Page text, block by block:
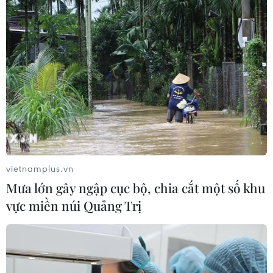
Tổng Bí thư, Chủ tịch nước
Tô Lâm tiếp Chủ tịch Quốc hội kiêm
Chủ tịch Hạ viện Thái Lan
07/08/2026 10:54
Việt Nam-Australia: Củng cố
niềm tin, tăng cường hợp tác, hướng
tới tương lai
07/08/2026 06:18
Hà Nội lấy mẫu hài cốt liệt sỹ
tại Nghĩa trang Mai Dịch để giám
07/08/2026 05:29
vietnamplus.vn
Mưa lớn gây ngập cục bộ, chia cắt một số khu
vực miền núi Quảng Trị